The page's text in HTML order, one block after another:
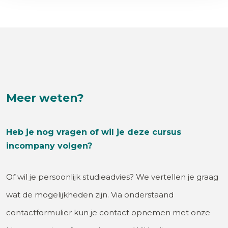
Meer weten?
Heb je nog vragen of wil je deze cursus
incompany volgen?
Of wil je persoonlijk studieadvies? We vertellen je graag
wat de mogelijkheden zijn. Via onderstaand
contactformulier kun je contact opnemen met onze